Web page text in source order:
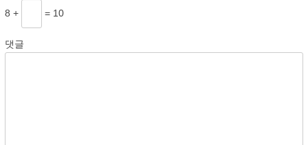
8 + = 10
댓글